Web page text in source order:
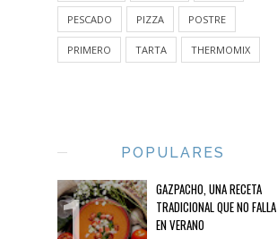
PESCADO PIZZA POSTRE
PRIMERO TARTA THERMOMIX
POPULARES
GAZPACHO, UNA RECETA
TRADICIONAL QUE NO FALLA
EN VERANO